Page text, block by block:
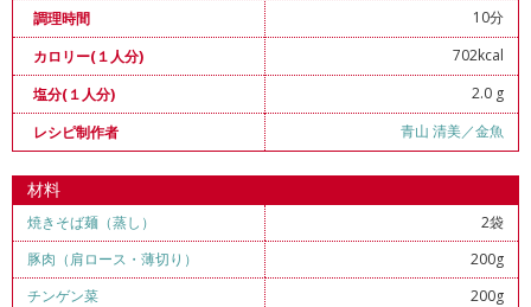
調理時間
10分
カロリー(１人分)
702kcal
塩分(１人分)
2.0 g
レシピ制作者
青山 清美／金魚
材料
焼きそば麺（蒸し）
2袋
豚肉（肩ロース・薄切り）
200g
チンゲン菜
200g